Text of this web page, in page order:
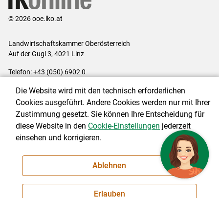
© 2026 ooe.lko.at
Landwirtschaftskammer Oberösterreich
Auf der Gugl 3, 4021 Linz
Telefon: +43 (050) 6902 0
Impressum|Kontakt|Gewinnspiele|Datenschutzerklärung |
Barrierefreiheit
Cookie-Einstellungen
NEWSLETTER
Die Website wird mit den technisch erforderlichen
Cookies ausgeführt. Andere Cookies werden nur mit Ihrer
Zustimmung gesetzt. Sie können Ihre Entscheidung für
diese Website in den Cookie-Einstellungen jederzeit
einsehen und korrigieren.
Ablehnen
Erlauben